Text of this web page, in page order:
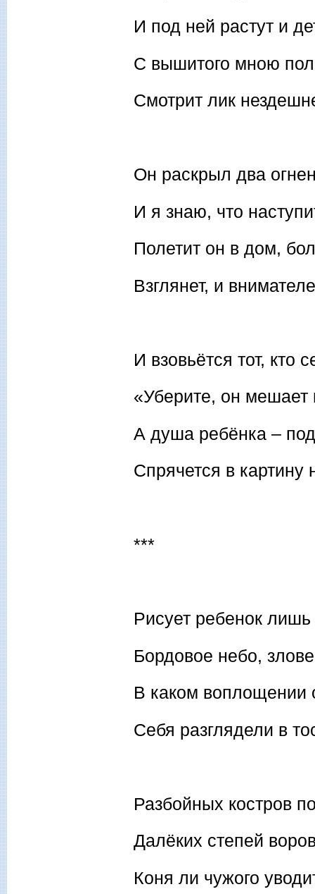
И под ней растут и
С вышитого мною
Смотрит лик
Он раскрыл два
И я знаю, что
Полетит он в дом,
Взглянет, и
И взовьётся тот, кто
«Уберите, он мешает
А душа ребёнка –
Спрячется в картину
***
Рисует ребенок
Бордовое небо,
В каком воплощении
Себя разглядели в
Разбойных костров
Далёких степей
Коня ли чужого